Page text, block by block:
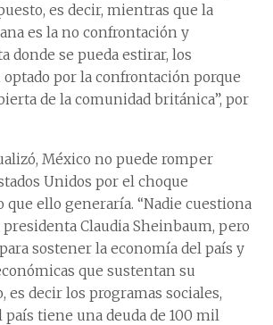
es decir, mientras que la
es la no confrontación y
donde se pueda estirar, los
por la confrontación porque
de la comunidad británica”, por
México no puede romper
Unidos por el choque
que ello generaría. “Nadie cuestiona
Claudia Sheinbaum, pero
sostener la economía del país y
que sustentan su
es decir los programas sociales,
país tiene una deuda de 100 mil